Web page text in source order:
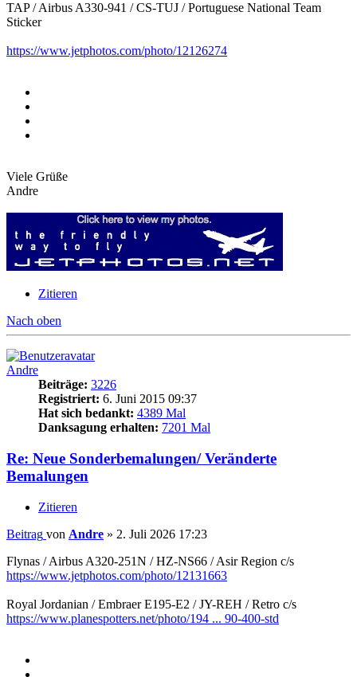
TAP / Airbus A330-941 / CS-TUJ / Portuguese National Team
Sticker
https://www.jetphotos.com/photo/12126274
Viele Grüße
Andre
Zitieren
Nach oben
Andre
Beiträge: 3226
Registriert: 6. Juni 2015 09:37
Hat sich bedankt: 4389 Mal
Danksagung erhalten: 7201 Mal
Re: Neue Sonderbemalungen/ Veränderte
Bemalungen
Zitieren
Beitrag von Andre » 2. Juli 2026 17:23
Flynas / Airbus A320-251N / HZ-NS66 / Asir Region c/s
https://www.jetphotos.com/photo/12131663
Royal Jordanian / Embraer E195-E2 / JY-REH / Retro c/s
https://www.planespotters.net/photo/194 ... 90-400-std